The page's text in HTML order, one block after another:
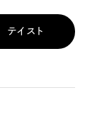
テイスト